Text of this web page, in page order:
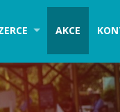
AKCE